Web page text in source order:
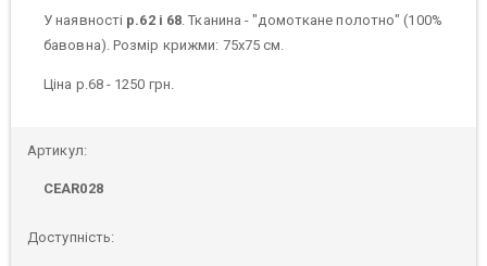
У наявності р.62 і 68 . Тканина - "домоткане полотно" (100%
бавовна). Розмір крижми: 75х75 см.
Ціна р.68 - 1250 грн.
Артикул:
CEAR028
Доступність: